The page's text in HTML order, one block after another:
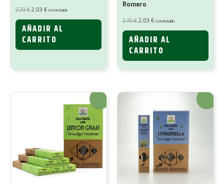
2,70€ El
precio
original
era:
2,70 €.
2,03 €El
actual
es:
2,03 €.
IVA incluido
AÑADIR AL
CARRITO
Romero
2,70€ El
precio
original
era:
2,70 €.
2,03 €El
actual
es:
2,03 €.
IVA incluido
AÑADIR AL
CARRITO
¡Oferta! ¡Oferta!